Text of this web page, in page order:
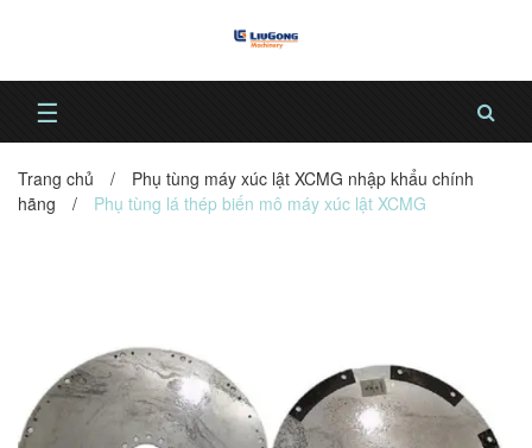
☰
Trang chủ /
Phụ tùng máy xúc lật XCMG nhập khẩu chính
hãng
/ Phụ tùng lá thép biến mô máy xúc lật XCMG